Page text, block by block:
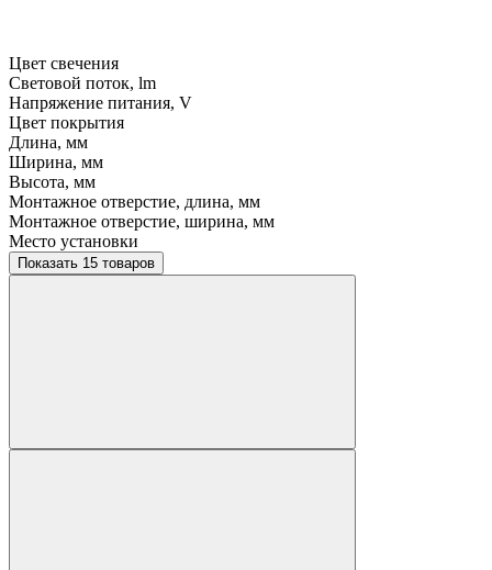
Цвет свечения
Световой поток, lm
Напряжение питания, V
Цвет покрытия
Длина, мм
Ширина, мм
Высота, мм
Монтажное отверстие, длина, мм
Монтажное отверстие, ширина, мм
Место установки
Показать 15 товаров